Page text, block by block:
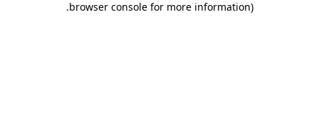
browser console for more information)
.